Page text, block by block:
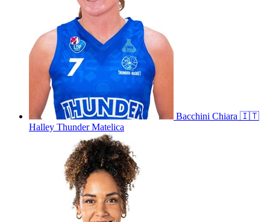
Bacchini Chiara 🇮🇹
Halley Thunder Matelica